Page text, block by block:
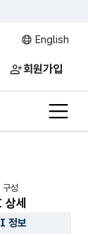
English
회원가입
전체
구성
세
정보